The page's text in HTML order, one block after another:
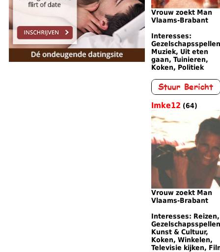
Vrouw zoekt Man
Vlaams-Brabant
Interesses:
Muziek, Uit eten
gaan, Tuinieren,
Koken, Politiek
Imke12 (64)
Vrouw zoekt Man
Vlaams-Brabant
Interesses: Reizen,
Kunst & Cultuur,
Koken, Winkelen,
Televisie kijken,